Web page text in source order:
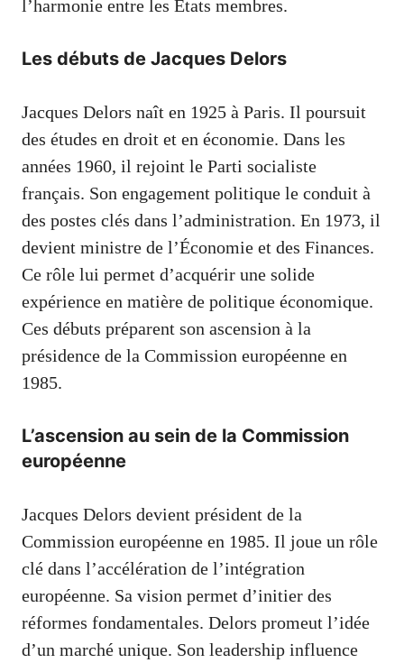
l’harmonie entre les États membres.
Les débuts de Jacques Delors
Jacques Delors naît en 1925 à Paris. Il poursuit
des études en droit et en économie. Dans les
années 1960, il rejoint le Parti socialiste
français. Son engagement politique le conduit à
des postes clés dans l’administration. En 1973, il
devient ministre de l’Économie et des Finances.
Ce rôle lui permet d’acquérir une solide
expérience en matière de politique économique.
Ces débuts préparent son ascension à la
présidence de la Commission européenne en
1985.
L’ascension au sein de la Commission
européenne
Jacques Delors devient président de la
Commission européenne en 1985. Il joue un rôle
clé dans l’accélération de l’intégration
européenne. Sa vision permet d’initier des
réformes fondamentales. Delors promeut l’idée
d’un marché unique. Son leadership influence